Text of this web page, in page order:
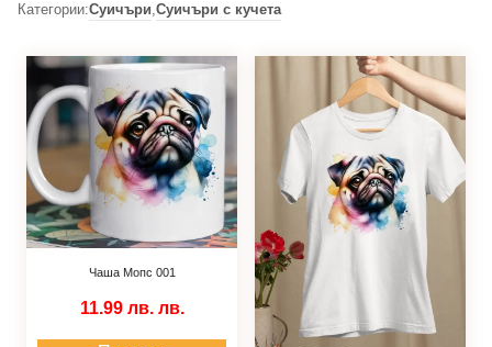
Категории:Суичъри,Суичъри с кучета
Чаша Мопс 001
11.99 лв. лв.